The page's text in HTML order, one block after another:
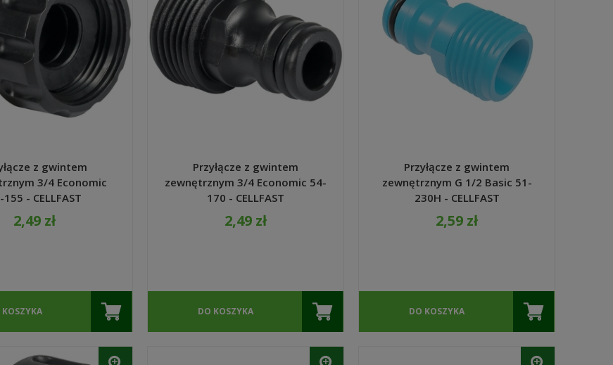
Yellow Ozima 20-
z gwintem
3/4 Economic
155 - CELLFAST
2,49 zł
KOSZYKA
Przyłącze z gwintem
zewnętrznym 3/4 Economic 54-
170 - CELLFAST
2,49 zł
DO KOSZYKA
Przyłącze z gwintem
zewnętrznym G 1/2 Basic 51-
230H - CELLFAST
2,59 zł
DO KOSZYKA